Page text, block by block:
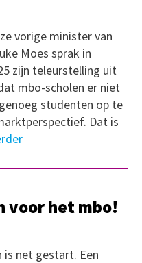
vorige minister van
Moes sprak in
zijn teleurstelling uit
mbo-scholen er niet
studenten op te
Dat is
voor het mbo!
is net gestart. Een